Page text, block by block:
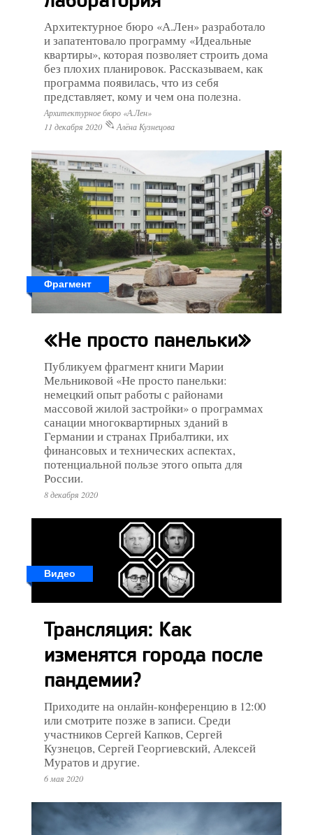
Архитектурное бюро «А.Лен» разработало
и запатентовало программу «Идеальные
квартиры», которая позволяет строить дома
без плохих планировок. Рассказываем, как
программа появилась, что из себя
представляет, кому и чем она полезна.
Архитектурное бюро «А.Лен»
11 декабря 2020
Алёна Кузнецова
Фрагмент
«Не просто панельки»
Публикуем фрагмент книги Марии
Мельниковой «Не просто панельки:
немецкий опыт работы с районами
массовой жилой застройки» о программах
санации многоквартирных зданий в
Германии и странах Прибалтики, их
финансовых и технических аспектах,
потенциальной пользе этого опыта для
России.
8 декабря 2020
Видео
Трансляция: Как
изменятся города после
пандемии?
Приходите на онлайн-конференцию в 12:00
или смотрите позже в записи. Среди
участников Сергей Капков, Сергей
Кузнецов, Сергей Георгиевский, Алексей
Муратов и другие.
6 мая 2020